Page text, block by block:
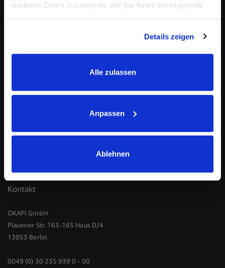
weiteren Daten zusammen, die Sie ihnen bereitgestellt
Details zeigen
Alle zulassen
Anpassen
Ablehnen
Impressum
Bestellvorgang
Kontakt
OKAPI GmbH
Plauener Str. 163-165 Haus D/4
13053 Berlin
0049 (0) 30 235 939 0 - 00